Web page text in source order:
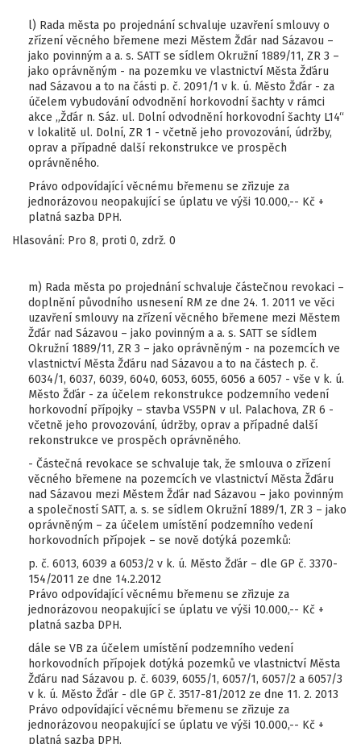
l) Rada města po projednání schvaluje uzavření smlouvy o
zřízení věcného břemene mezi Městem Žďár nad Sázavou –
jako povinným a a. s. SATT se sídlem Okružní 1889/11, ZR 3 –
jako oprávněným - na pozemku ve vlastnictví Města Žďáru
nad Sázavou a to na části p. č. 2091/1 v k. ú. Město Žďár - za
účelem vybudování odvodnění horkovodní šachty v rámci
akce „Žďár n. Sáz. ul. Dolní odvodnění horkovodní šachty L14“
v lokalitě ul. Dolní, ZR 1 - včetně jeho provozování, údržby,
oprav a případné další rekonstrukce ve prospěch
oprávněného.
Právo odpovídající věcnému břemenu se zřizuje za
jednorázovou neopakující se úplatu ve výši 10.000,-- Kč +
platná sazba DPH.
Hlasování: Pro 8, proti 0, zdrž. 0
m) Rada města po projednání schvaluje částečnou revokaci –
doplnění původního usnesení RM ze dne 24. 1. 2011 ve věci
uzavření smlouvy na zřízení věcného břemene mezi Městem
Žďár nad Sázavou – jako povinným a a. s. SATT se sídlem
Okružní 1889/11, ZR 3 – jako oprávněným - na pozemcích ve
vlastnictví Města Žďáru nad Sázavou a to na částech p. č.
6034/1, 6037, 6039, 6040, 6053, 6055, 6056 a 6057 - vše v k. ú.
Město Žďár - za účelem rekonstrukce podzemního vedení
horkovodní přípojky – stavba VS5PN v ul. Palachova, ZR 6 -
včetně jeho provozování, údržby, oprav a případné další
rekonstrukce ve prospěch oprávněného.
- Částečná revokace se schvaluje tak, že smlouva o zřízení
věcného břemene na pozemcích ve vlastnictví Města Žďáru
nad Sázavou mezi Městem Žďár nad Sázavou – jako povinným
a společností SATT, a. s. se sídlem Okružní 1889/1, ZR 3 – jako
oprávněným – za účelem umístění podzemního vedení
horkovodních přípojek – se nově dotýká pozemků:
p. č. 6013, 6039 a 6053/2 v k. ú. Město Žďár – dle GP č. 3370-
154/2011 ze dne 14.2.2012
Právo odpovídající věcnému břemenu se zřizuje za
jednorázovou neopakující se úplatu ve výši 10.000,-- Kč +
platná sazba DPH.
dále se VB za účelem umístění podzemního vedení
horkovodních přípojek dotýká pozemků ve vlastnictví Města
Žďáru nad Sázavou p. č. 6039, 6055/1, 6057/1, 6057/2 a 6057/3
v k. ú. Město Žďár - dle GP č. 3517-81/2012 ze dne 11. 2. 2013
Právo odpovídající věcnému břemenu se zřizuje za
jednorázovou neopakující se úplatu ve výši 10.000,-- Kč +
platná sazba DPH.